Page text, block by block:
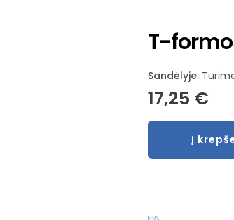
T-
Sandėlyje:
17,25 €
produkto
T-
Į